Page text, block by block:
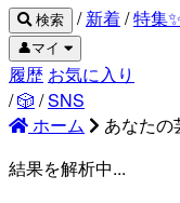
検索 / 新着/特集✨
👤マイ
履歴 お気に入り
/🎲 /SNS
ホーム
あなたの
結果を解析中...